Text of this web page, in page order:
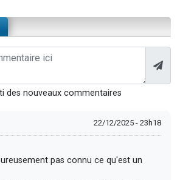
des nouveaux commentaires
22/12/2025 - 23h18
pas connu ce qu'est un